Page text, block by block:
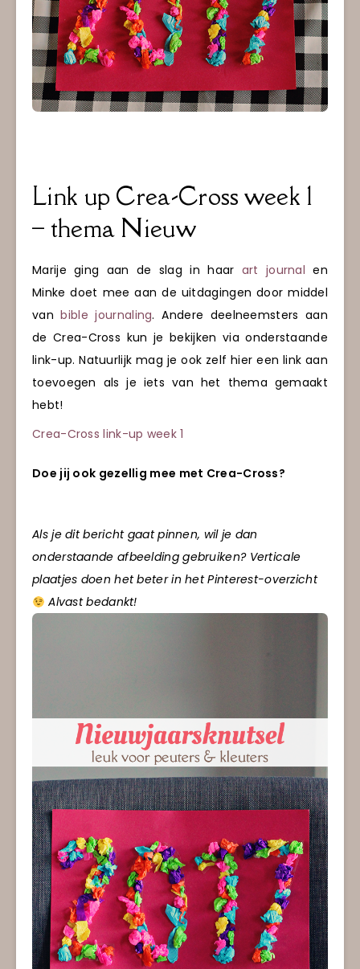
Link up Crea-Cross week 1
– thema Nieuw
Marije ging aan de slag in haar art journal en
Minke doet mee aan de uitdagingen door middel
vanbible journaling. Andere deelneemsters aan
de Crea-Cross kun je bekijken via onderstaande
link-up. Natuurlijk mag je ook zelf hier een link aan
toevoegen als je iets van het thema gemaakt
hebt!
Crea-Cross link-up week 1
Doe jij ook gezellig mee met Crea-Cross?
Als je dit bericht gaat pinnen, wil je dan
onderstaande afbeelding gebruiken? Verticale
plaatjes doen het beter in het Pinterest-overzicht
Alvast bedankt!